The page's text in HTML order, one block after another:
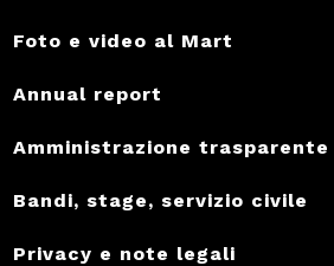
Foto e video al Mart
Annual report
Amministrazione trasparente
Bandi, stage, servizio civile
Privacy e note legali